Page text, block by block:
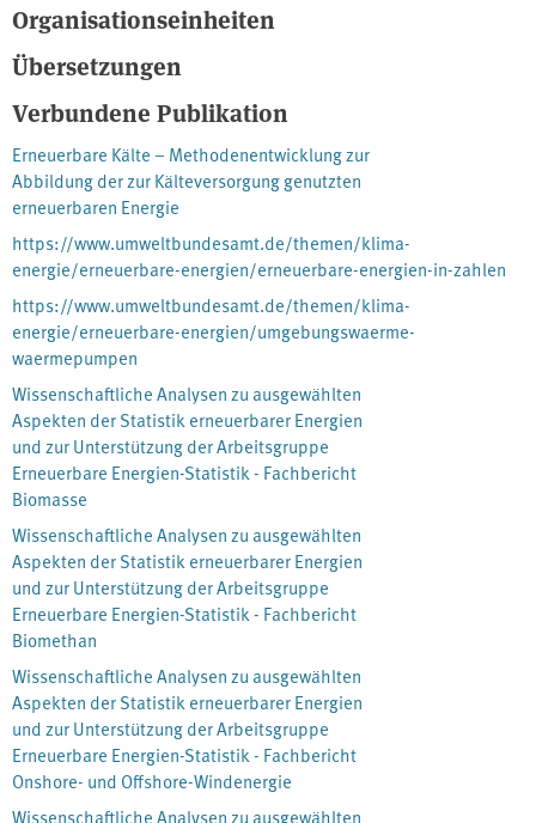
oberflächennahe Geothermie in Deutschland. Es werden die
Ansätze der Vorgängerstudien für die Themenfelder der
thermischen Leistung und damit verknüpften
Betriebsstundenäquivalente sowie für die Effizienz der
Wärmepumpen diskutiert. Ergänzend werden neue
Literaturquellen herangezogen sowie eigene Analysen zur
Bewertung und Entwicklung der Datenbasis z.B. zum Einfluss der
Witterung auf Wärmebedarf und Effizienz, erstellt.
Organisationseinheiten
Übersetzungen
Verbundene Publikation
Erneuerbare Kälte – Methodenentwicklung zur
Abbildung der zur Kälteversorgung genutzten
erneuerbaren Energie
https://www.umweltbundesamt.de/themen/klima-
energie/erneuerbare-energien/erneuerbare-energien-in-zahlen
https://www.umweltbundesamt.de/themen/klima-
energie/erneuerbare-energien/umgebungswaerme-
waermepumpen
Wissenschaftliche Analysen zu ausgewählten
Aspekten der Statistik erneuerbarer Energien
und zur Unterstützung der Arbeitsgruppe
Erneuerbare Energien-Statistik - Fachbericht
Biomasse
Wissenschaftliche Analysen zu ausgewählten
Aspekten der Statistik erneuerbarer Energien
und zur Unterstützung der Arbeitsgruppe
Erneuerbare Energien-Statistik - Fachbericht
Biomethan
Wissenschaftliche Analysen zu ausgewählten
Aspekten der Statistik erneuerbarer Energien
und zur Unterstützung der Arbeitsgruppe
Erneuerbare Energien-Statistik - Fachbericht
Onshore- und Offshore-Windenergie
Wissenschaftliche Analysen zu ausgewählten